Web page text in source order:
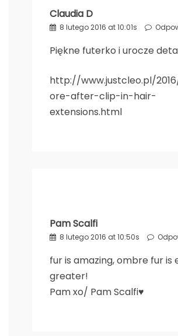
Claudia D
8 lutego 2016 at 10:01s
Piękne futerko i urocze
http://www.justcleo.pl/
ore-after-clip-in-hair-
extensions.html
Pam Scalfi
8 lutego 2016 at 10:50s
fur is amazing, ombre fur is
greater!
Pam xo/ Pam Scalfi♥